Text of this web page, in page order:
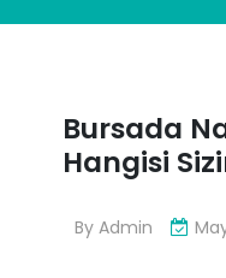
Bursada
Hangisi
By Admin